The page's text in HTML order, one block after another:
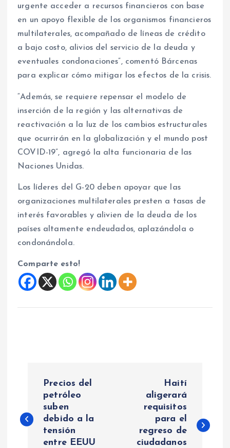
urgente acceder a recursos financieros con base
en un apoyo flexible de los organismos financieros
multilaterales, acompañado de líneas de crédito
a bajo costo, alivios del servicio de la deuda y
eventuales condonaciones”, comentó Bárcenas
para explicar cómo mitigar los efectos de la crisis.
“Además, se requiere repensar el modelo de
inserción de la región y las alternativas de
reactivación a la luz de los cambios estructurales
que ocurrirán en la globalización y el mundo post
COVID-19”, agregó la alta funcionaria de las
Naciones Unidas.
Los líderes del G-20 deben apoyar que las
organizaciones multilaterales presten a tasas de
interés favorables y alivien de la deuda de los
países altamente endeudados, aplazándola o
condonándola.
Comparte esto!
v
Precios del
petróleo
suben
debido a la
tensión
entre EEUU
Haití
aligerará
requisitos
para el
regreso de
ciudadanos